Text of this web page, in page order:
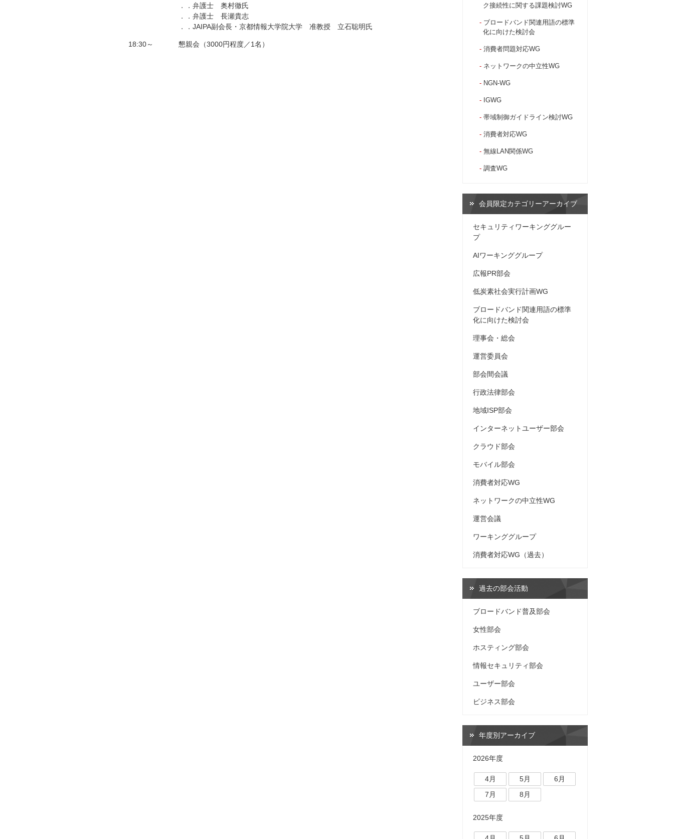
．．弁護士 奥村徹氏
．．弁護士 長瀬貴志
．．JAIPA副会長・京都情報大学院大学 准教授 立石聡明氏
18:30～ 懇親会（3000円程度／1名）
ク接続性に関する課題検討WG
ブロードバンド関連用語の標準
化に向けた検討会
消費者問題対応WG
ネットワークの中立性WG
NGN-WG
IGWG
帯域制御ガイドライン検討WG
消費者対応WG
無線LAN関係WG
調査WG
会員限定カテゴリーアーカイブ
セキュリティワーキンググルー
プ
AIワーキンググループ
広報PR部会
低炭素社会実行計画WG
ブロードバンド関連用語の標準
化に向けた検討会
理事会・総会
運営委員会
部会間会議
行政法律部会
地域ISP部会
インターネットユーザー部会
クラウド部会
モバイル部会
消費者対応WG
ネットワークの中立性WG
運営会議
ワーキンググループ
消費者対応WG（過去）
過去の部会活動
ブロードバンド普及部会
女性部会
ホスティング部会
情報セキュリティ部会
ユーザー部会
ビジネス部会
年度別アーカイブ
2026年度
4月 5月
6月
7月
8月
2025年度